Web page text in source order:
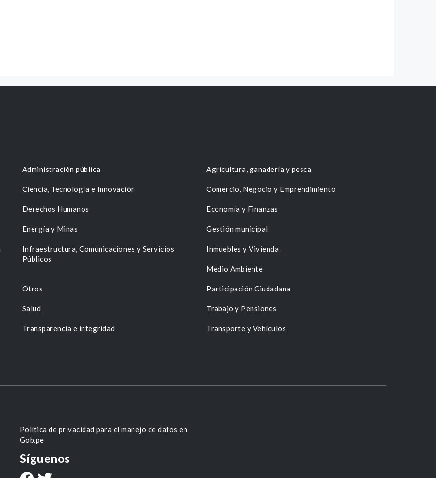
Administración pública Agricultura, ganadería y pesca
Ciencia, Tecnología e Innovación Comercio, Negocio y Emprendimiento
Derechos Humanos Economía y Finanzas
Energía y Minas Gestión municipal
Infraestructura, Comunicaciones y Servicios
Públicos
Inmuebles y Vivienda
Medio Ambiente
Otros Participación Ciudadana
Salud Trabajo y Pensiones
Transparencia e integridad Transporte y Vehículos
Política de privacidad para el manejo de datos en
Gob.pe
Síguenos